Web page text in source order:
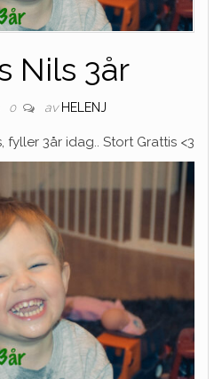
Nils 3år
0 av HELENJ
fyller 3år idag.. Stort Grattis <3